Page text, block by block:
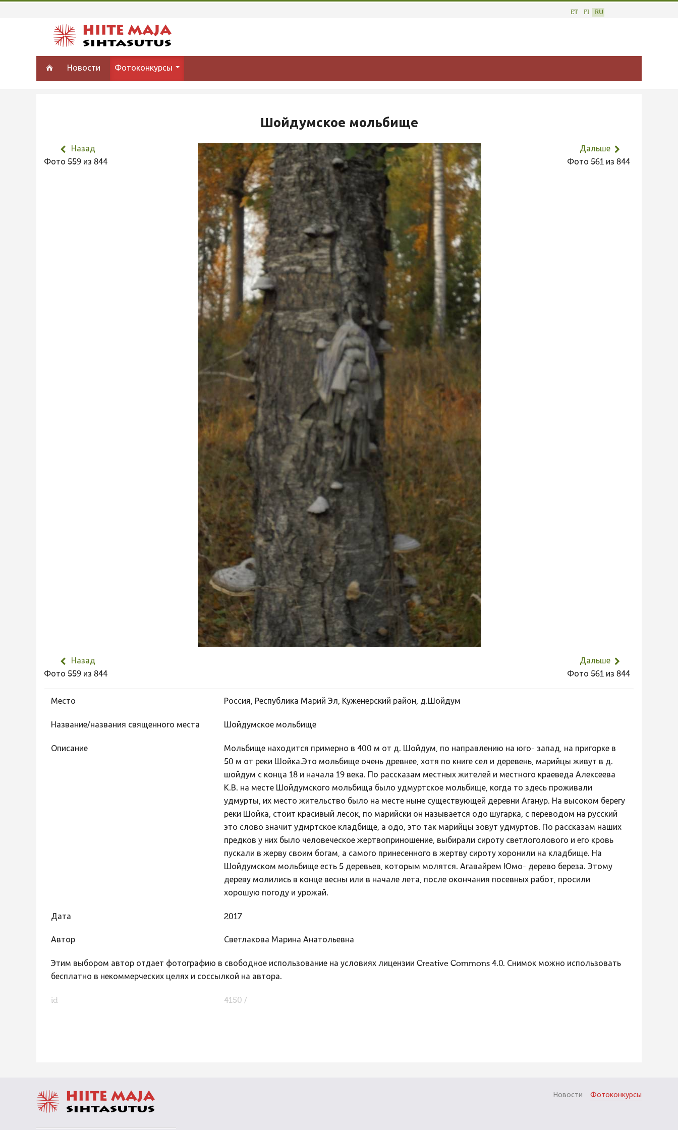
ET FI RU
Новости Фотоконкурсы
Шойдумское мольбище
Назад
Фото 559 из 844
Дальше
Фото 561 из 844
Назад
Фото 559 из 844
Дальше
Фото 561 из 844
Место Россия, Республика Марий Эл, Куженерский район, д.Шойдум
Название/названия священного места Шойдумское мольбище
Описание
Мольбище находится примерно в 400 м от д. Шойдум, по направлению на юго- запад, на пригорке в
50 м от реки Шойка.Это мольбище очень древнее, хотя по книге сел и деревень, марийцы живут в д.
шойдум с конца 18 и начала 19 века. По рассказам местных жителей и местного краеведа Алексеева
К.В. на месте Шойдумского мольбища было удмуртское мольбище, когда то здесь проживали
удмурты, их место жительство было на месте ныне существующей деревни Аганур. На высоком берегу
реки Шойка, стоит красивый лесок, по марийски он называется одо шугарка, с переводом на русский
это слово значит удмртское кладбище, а одо, это так марийцы зовут удмуртов. По рассказам наших
предков у них было человеческое жертвоприношение, выбирали сироту светлоголового и его кровь
пускали в жерву своим богам, а самого принесенного в жертву сироту хоронили на кладбище. На
Шойдумском мольбище есть 5 деревьев, которым молятся. Агавайрем Юмо- дерево береза. Этому
дереву молились в конце весны или в начале лета, после окончания посевных работ, просили
хорошую погоду и урожай.
Дата 2017
Автор Светлакова Марина Анатольевна
Этим выбором автор отдает фотографию в свободное использование на условиях лицензии Creative Commons 4.0. Снимок можно использовать
бесплатно в некоммерческих целях и соссылкой на автора.
id 4150 /
Новости Фотоконкурсы